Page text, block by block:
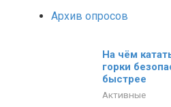
Архив опросов
На чём
горки
быстрее
Активные